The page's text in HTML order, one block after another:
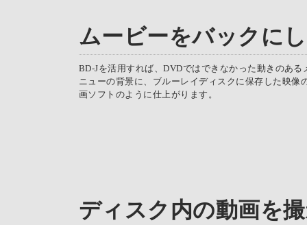
ムービーをバックに
BD-Jを活用すれば、DVDではできなかった動きのあ
ニューの背景に、ブルーレイディスクに保存した映像
画ソフトのように仕上がります。
ディスク内の動画を